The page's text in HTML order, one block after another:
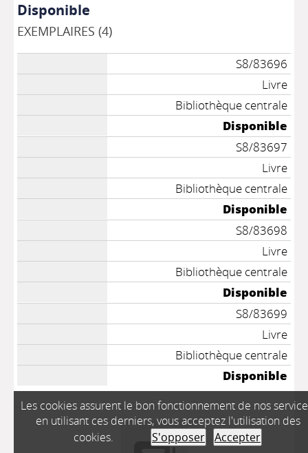
Disponible
EXEMPLAIRES (4)
S8/83696
Livre
Bibliothèque centrale
Disponible
S8/83697
Livre
Bibliothèque centrale
Disponible
S8/83698
Livre
Bibliothèque centrale
Disponible
S8/83699
Livre
Bibliothèque centrale
Disponible
Les cookies assurent le bon fonctionnement de nos
en utilisant ces derniers, vous acceptez l'utilisation des
cookies.
S'opposer Accepter